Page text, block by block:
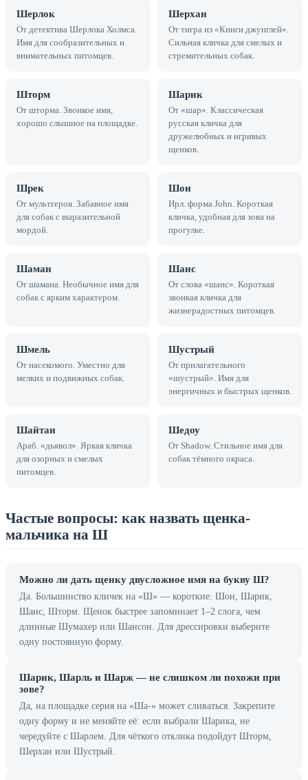
Шерлок
От детектива Шерлока Холмса.
Имя для сообразительных и
внимательных питомцев.
Шерхан
От тигра из «Книги джунглей».
Сильная кличка для смелых и
стремительных собак.
Шторм
От шторма. Звонкое имя,
хорошо слышное на площадке.
Шарик
От «шар». Классическая
русская кличка для
дружелюбных и игривых
щенков.
Шрек
От мультгероя. Забавное имя
для собак с выразительной
мордой.
Шон
Ирл. форма John. Короткая
кличка, удобная для зова на
прогулке.
Шаман
От шамана. Необычное имя для
собак с ярким характером.
Шанс
От слова «шанс». Короткая
звонкая кличка для
жизнерадостных питомцев.
Шмель
От насекомого. Уместно для
мелких и подвижных собак.
Шустрый
От прилагательного
«шустрый». Имя для
энергичных и быстрых щенков.
Шайтан
Араб. «дьявол». Яркая кличка
для озорных и смелых
питомцев.
Шедоу
От Shadow. Стильное имя для
собак тёмного окраса.
Частые вопросы: как назвать щенка-
мальчика на Ш
Можно ли дать щенку двусложное имя на букву Ш?
Да. Большинство кличек на «Ш» — короткие: Шон, Шарик,
Шанс, Шторм. Щенок быстрее запоминает 1–2 слога, чем
длинные Шумахер или Шансон. Для дрессировки выберите
одну постоянную форму.
Шарик, Шарль и Шарж — не слишком ли похожи при
зове?
Да, на площадке серия на «Ша-» может сливаться. Закрепите
одну форму и не меняйте её: если выбрали Шарика, не
чередуйте с Шарлем. Для чёткого отклика подойдут Шторм,
Шерхан или Шустрый.